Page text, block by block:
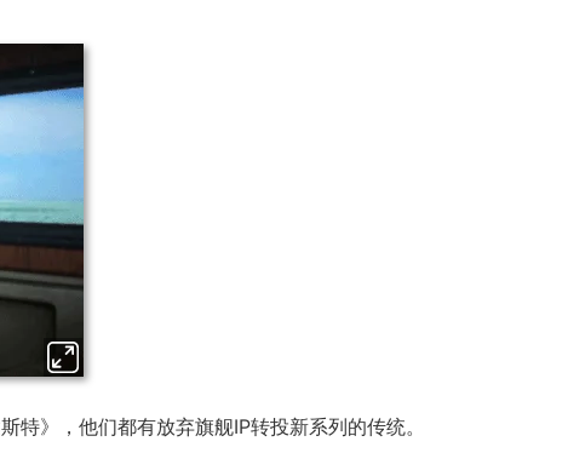
特》，他们都有放弃旗舰IP转投新系列的传统。